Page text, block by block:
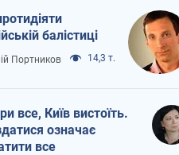
балістиці
Портников 14,3 т.
все, Київ вистоїть.
означає
все